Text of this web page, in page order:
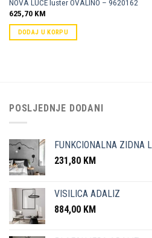
NOVA LUCE luster OVALINO – 9620162
625,70 KM
DODAJ U KORPU
POSLJEDNJE DODANI
FUNKCIONALNA ZIDNA
231,80 KM
VISILICA ADALIZ
884,00 KM